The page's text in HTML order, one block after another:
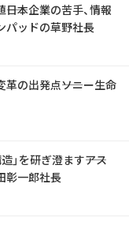
日本企業の苦手、情報
パッドの草野社長
の出発点――ソニー生命
」を研ぎ澄ます――アス
彰一郎社長